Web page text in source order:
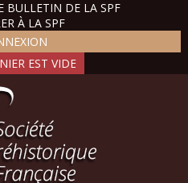
BULLETIN DE LA SPF
À LA SPF